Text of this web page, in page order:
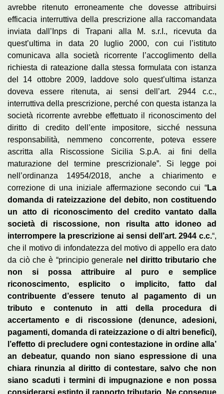
avrebbe ritenuto erroneamente che dovesse attribuirsi
efficacia interruttiva della prescrizione alla raccomandata
inviata dall’Inps di Trapani alla M. s.r.I., ricevuta da
quest’ultima in data 20 luglio 2000, con cui l’istituto
comunicava alla società ricorrente l’accoglimento della
richiesta di rateazione dalla stessa formulata con istanza
del 14 ottobre 2009, laddove solo quest’ultima istanza
doveva essere ritenuta, ai sensi dell’art. 2944 c.c.,
interruttiva della prescrizione, perché con questa istanza la
società ricorrente avrebbe effettuato il riconoscimento del
diritto di credito dell’ente impositore, sicché nessuna
responsabilità, nemmeno concorrente, poteva essere
ascritta alla Riscossione Sicilia S.p.A. ai fini della
maturazione del termine prescrizionale”. Si legge poi
nell’ordinanza 14954/2018, anche a chiarimento e
correzione di una iniziale affermazione secondo cui “La
domanda di rateizzazione del debito, non costituendo
un atto di riconoscimento del credito vantato dalla
società di riscossione, non risulta atto idoneo ad
interrompere la prescrizione ai sensi dell’art. 2944 c.c.“,
che il motivo di infondatezza del motivo di appello era dato
da ciò che è “principio generale nel diritto tributario che
non si possa attribuire al puro e semplice
riconoscimento, esplicito o implicito, fatto dal
contribuente d’essere tenuto al pagamento di un
tributo e contenuto in atti della procedura di
accertamento e di riscossione (denunce, adesioni,
pagamenti, domanda di rateizzazione o di altri benefici),
l’effetto di precludere ogni contestazione in ordine alla’
an debeatur, quando non siano espressione di una
chiara rinunzia al diritto di contestare, salvo che non
siano scaduti i termini di impugnazione e non possa
considerarsi estinto il rapporto tributario. Ne consegue